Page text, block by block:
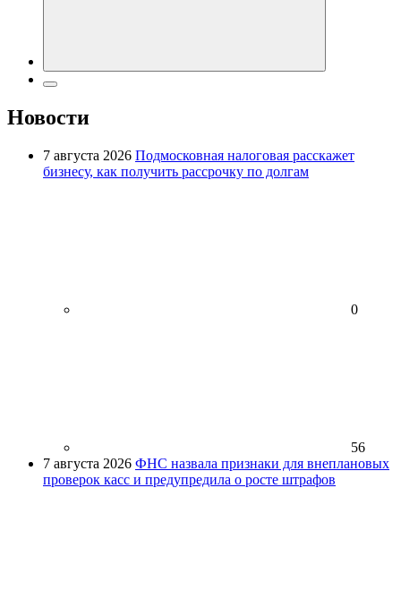
Новости
7 августа 2026 Подмосковная налоговая расскажет
бизнесу, как получить рассрочку по долгам
0
56
7 августа 2026 ФНС назвала признаки для внеплановых
проверок касс и предупредила о росте штрафов